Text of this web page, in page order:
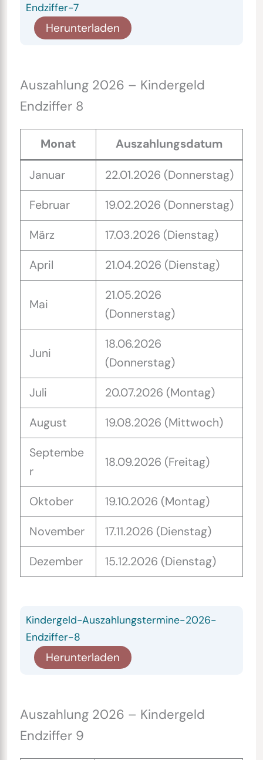
Endziffer-7
Herunterladen
Auszahlung 2026 – Kindergeld
Endziffer 8
Monat Auszahlungsdatum
Januar 22.01.2026 (Donnerstag)
Februar 19.02.2026 (Donnerstag)
März 17.03.2026 (Dienstag)
April 21.04.2026 (Dienstag)
Mai
21.05.2026
(Donnerstag)
Juni
18.06.2026
(Donnerstag)
Juli 20.07.2026 (Montag)
August 19.08.2026 (Mittwoch)
Septembe
r
18.09.2026 (Freitag)
Oktober 19.10.2026 (Montag)
November 17.11.2026 (Dienstag)
Dezember 15.12.2026 (Dienstag)
Kindergeld-Auszahlungstermine-2026-
Endziffer-8
Herunterladen
Auszahlung 2026 – Kindergeld
Endziffer 9